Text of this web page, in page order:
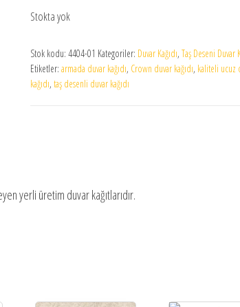
Stokta yok
Stok kodu: 4404-01 Kategoriler: Duvar Kağıdı, Taş Deseni Duvar
Etiketler: armada duvar kağıdı, Crown duvar kağıdı, kaliteli ucuz
kağıdı, taş desenli duvar kağıdı
yerli üretim duvar kağıtlarıdır.